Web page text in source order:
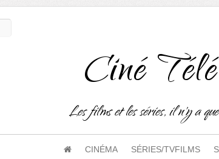
Ciné
Les films et les séries, il n'y a
CINÉMA SÉRIES/TVFILMS